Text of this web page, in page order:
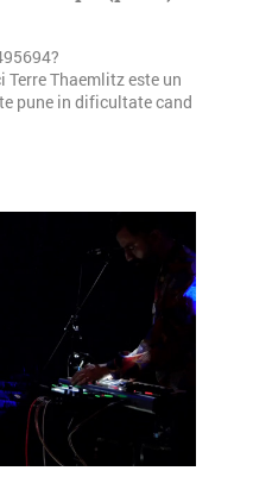
Thaemlitz este un
pune in dificultate cand